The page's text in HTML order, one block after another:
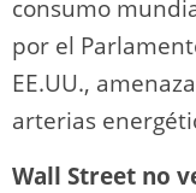
consumo
por el
EE.UU.,
arterias
Wall Street no